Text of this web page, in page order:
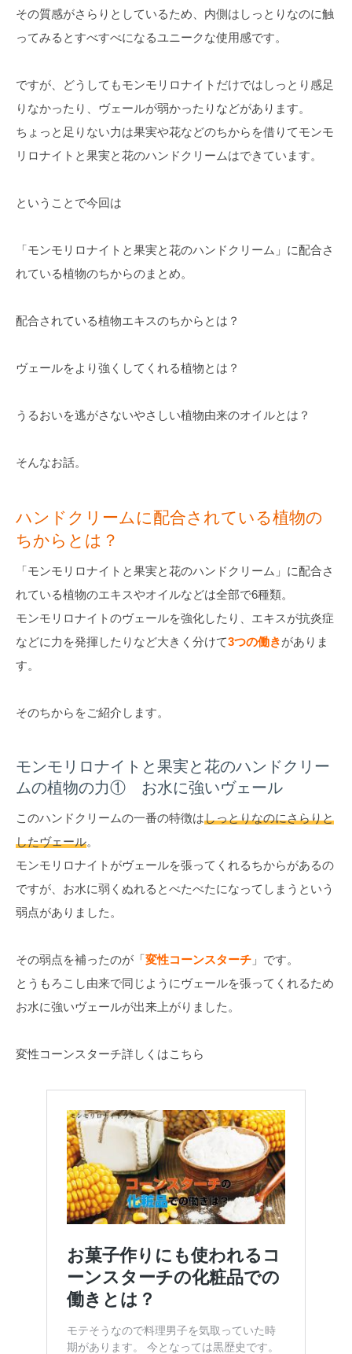
その質感がさらりとしているため、内側はしっとりなのに触
ってみるとすべすべになるユニークな使用感です。
ですが、どうしてもモンモリロナイトだけではしっとり感足
りなかったり、ヴェールが弱かったりなどがあります。
ちょっと足りない力は果実や花などのちからを借りてモンモ
リロナイトと果実と花のハンドクリームはできています。
ということで今回は
「モンモリロナイトと果実と花のハンドクリーム」に配合さ
れている植物のちからのまとめ。
配合されている植物エキスのちからとは？
ヴェールをより強くしてくれる植物とは？
うるおいを逃がさないやさしい植物由来のオイルとは？
そんなお話。
ハンドクリームに配合されている植物の
ちからとは？
「モンモリロナイトと果実と花のハンドクリーム」に配合さ
れている植物のエキスやオイルなどは全部で6種類。
モンモリロナイトのヴェールを強化したり、エキスが抗炎症
などに力を発揮したりなど大きく分けて3つの働きがありま
す。
そのちからをご紹介します。
モンモリロナイトと果実と花のハンドクリー
ムの植物の力① お水に強いヴェール
このハンドクリームの一番の特徴はしっとりなのにさらりと
したヴェール。
モンモリロナイトがヴェールを張ってくれるちからがあるの
ですが、お水に弱くぬれるとべたべたになってしまうという
弱点がありました。
その弱点を補ったのが「変性コーンスターチ 」です。
とうもろこし由来で同じようにヴェールを張ってくれるため
お水に強いヴェールが出来上がりました。
変性コーンスターチ詳しくはこちら